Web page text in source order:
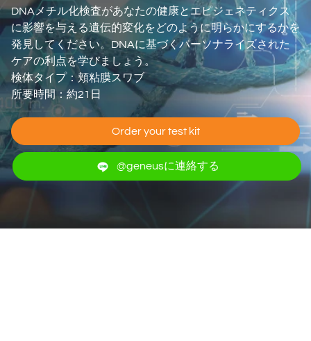
DNAメチル化検査があなたの健康とエピジェネティクス
に影響を与える遺伝的変化をどのように明らかにするかを
発見してください。DNAに基づくパーソナライズされた
ケアの利点を学びましょう。
検体タイプ：頬粘膜スワブ
所要時間：約21日
Order your test kit
@geneusに連絡する